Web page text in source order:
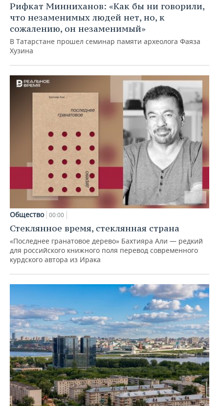
Рифкат Минниханов: «Как бы ни говорили,
что незаменимых людей нет, но, к
сожалению, он незаменимый»
В Татарстане прошел семинар памяти археолога Фаяза
Хузина
Общество 00:00
Стеклянное время, стеклянная страна
«Последнее гранатовое дерево» Бахтияра Али — редкий
для российского книжного поля перевод современного
курдского автора из Ирака